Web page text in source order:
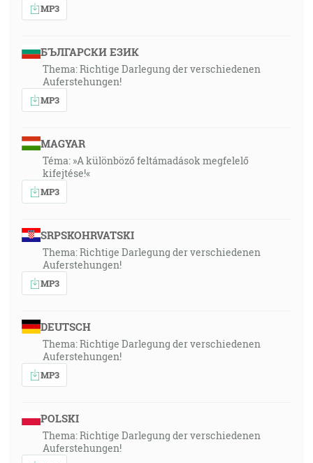
MP3
БЪЛГАРСКИ ЕЗИК
Thema: Richtige Darlegung der verschiedenen
Auferstehungen!
MP3
MAGYAR
Téma: »A különböző feltámadások megfelelő
kifejtése!«
MP3
SRPSKOHRVATSKI
Thema: Richtige Darlegung der verschiedenen
Auferstehungen!
MP3
DEUTSCH
Thema: Richtige Darlegung der verschiedenen
Auferstehungen!
MP3
POLSKI
Thema: Richtige Darlegung der verschiedenen
Auferstehungen!